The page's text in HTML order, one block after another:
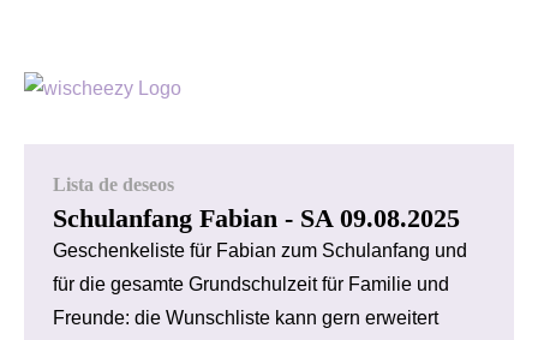
Lista de deseos
Schulanfang Fabian - SA 09.08.2025
Geschenkeliste für Fabian zum Schulanfang und
für die gesamte Grundschulzeit für Familie und
Freunde: die Wunschliste kann gern erweitert